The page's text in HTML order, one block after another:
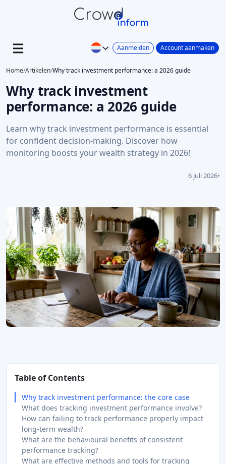
Aanmelden Account aanmaken
Home/Artikelen/Why track investment performance: a 2026 guide
Why track investment
performance: a 2026 guide
Learn why track investment performance is essential
for confident decision-making. Discover how
monitoring boosts your wealth strategy in 2026!
6 juli 2026•
Table of Contents
Why track investment performance: the core case
What does tracking investment performance involve?
How can failing to track performance properly impact
long-term wealth?
What are the behavioural benefits of consistent
performance tracking?
What are effective methods and tools for tracking